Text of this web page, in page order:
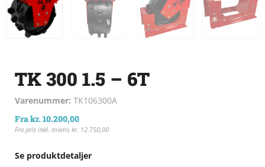
TK 300 1.5 – 6T
Varenummer: TK106300A
Frakr.10.200,00
Fra pris inkl. moms kr. 12.750,00
Se produktdetaljer